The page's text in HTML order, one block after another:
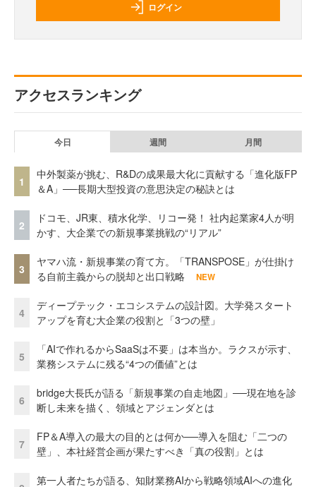
ログイン
アクセスランキング
今日 週間 月間
1
中外製薬が挑む、R&Dの成果最大化に貢献する「進化版FP
＆A」──長期大型投資の意思決定の秘訣とは
2
ドコモ、JR東、積水化学、リコー発！ 社内起業家4人が明
かす、大企業での新規事業挑戦の“リアル”
3
ヤマハ流・新規事業の育て方。「TRANSPOSE」が仕掛け
る自前主義からの脱却と出口戦略
NEW
4
ディープテック・エコシステムの設計図。大学発スタート
アップを育む大企業の役割と「3つの壁」
5
「AIで作れるからSaaSは不要」は本当か。ラクスが示す、
業務システムに残る“4つの価値”とは
6
bridge大長氏が語る「新規事業の自走地図」──現在地を診
断し未来を描く、領域とアジェンダとは
7
FP＆A導入の最大の目的とは何か──導入を阻む「二つの
壁」、本社経営企画が果たすべき「真の役割」とは
第一人者たちが語る、知財業務AIから戦略領域AIへの進化